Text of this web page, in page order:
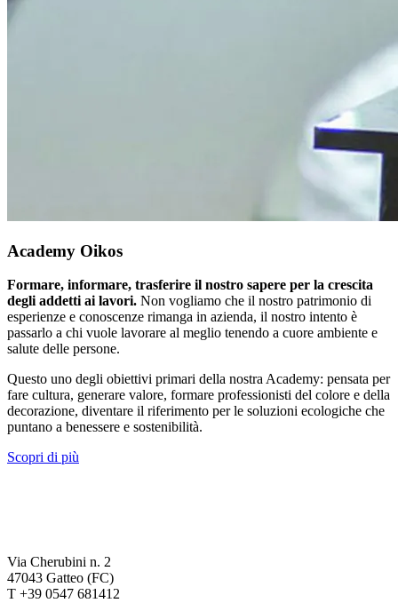
Academy Oikos
Formare, informare, trasferire il nostro sapere per la crescita
degli addetti ai lavori. Non vogliamo che il nostro patrimonio di
esperienze e conoscenze rimanga in azienda, il nostro intento è
passarlo a chi vuole lavorare al meglio tenendo a cuore ambiente e
salute delle persone.
Questo uno degli obiettivi primari della nostra Academy: pensata per
fare cultura, generare valore, formare professionisti del colore e della
decorazione, diventare il riferimento per le soluzioni ecologiche che
puntano a benessere e sostenibilità.
Scopri di più
Via Cherubini n. 2
47043 Gatteo (FC)
T +39 0547 681412